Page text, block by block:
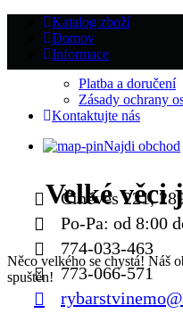
Katalog zboží
Domov
Informace
Platba a doručení
Zásady ochrany
Kontaktujte nás
Najdi obchod
Činěves 221,
Po-Pa: od 8:00
774-033-463
773-066-571
Velké věci
Něco velkého se chystá! Náš
spuštěn!